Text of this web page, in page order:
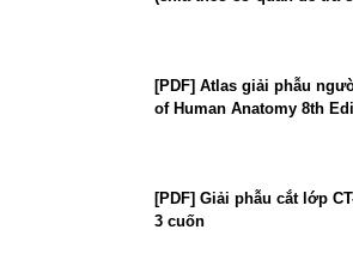
[PDF] Atlas giải phẫu
of Human Anatomy 8th
[PDF] Giải phẫu cắt lớp
3 cuốn